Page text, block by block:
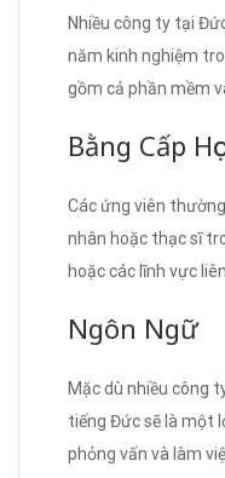
Nhiều công ty tại
năm kinh nghiệm
gồm cả phần mềm
Bằng Cấp
Các ứng viên
nhân hoặc thạc sĩ
hoặc các lĩnh vực
Ngôn Ngữ
Mặc dù nhiều công
tiếng Đức sẽ là một
phỏng vấn và làm